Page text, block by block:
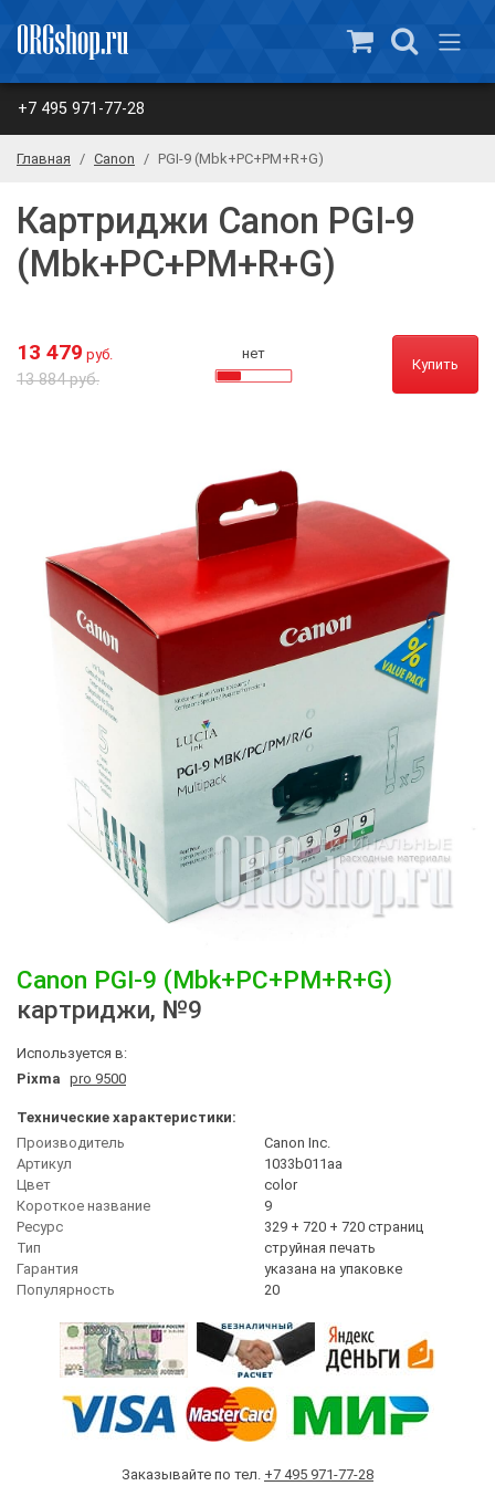
+7 495 971-77-28
Главная Canon PGI-9 (Mbk+PC+PM+R+G)
Картриджи Canon PGI-9
(Mbk+PC+PM+R+G)
13 479 руб.
13 884 руб.
нет
Купить
Canon PGI-9 (Mbk+PC+PM+R+G)
картриджи, №9
Используется в:
Pixma pro 9500
Технические характеристики:
Производитель
Canon Inc.
Артикул
1033b011aa
Цвет
сolor
Короткое название
9
Ресурс
329 + 720 + 720 страниц
Тип
струйная печать
Гарантия
указана на упаковке
Популярность
20
Заказывайте по тел. +7 495 971-77-28